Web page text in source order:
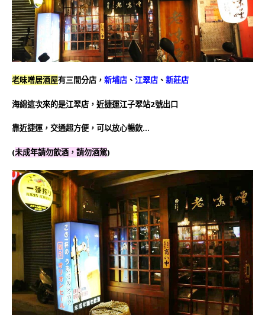
老味噌居酒屋有三間分店， 新埔店 、 江翠店 、 新莊店
海綿這次來的是江翠店，近捷運江子翠站2號出口
靠近捷運，交通超方便，可以放心暢飲…
(未成年請勿飲酒，請勿酒駕)